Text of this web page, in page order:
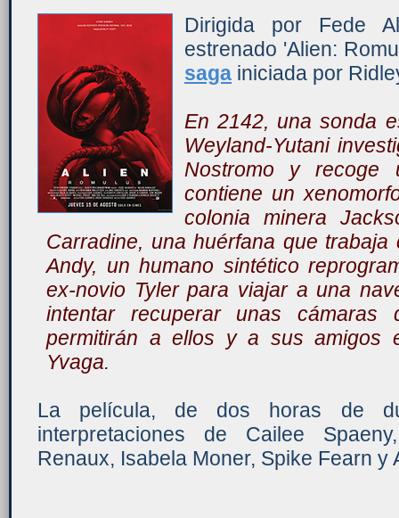
Dirigida por Fede
estrenado 'Alien:
saga iniciada por
En 2142, una sonda
Weyland-Yutani
Nostromo y recoge
contiene un
colonia minera
Carradine, una huérfana que
Andy, un humano sintético
ex-novio Tyler para viajar a una
intentar recuperar unas cámaras
permitirán a ellos y a sus amigos
Yvaga.
La película, de dos horas de
interpretaciones de Cailee
Renaux, Isabela Moner, Spike Fearn y